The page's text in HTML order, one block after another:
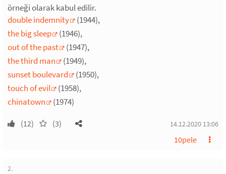
örneği olarak kabul edilir.
double indemnity
(1944),
the big sleep
(1946),
out of the past
(1947),
the third man
(1949),
sunset boulevard
(1950),
touch of evil
(1958),
chinatown
(1974)
(12) (3) 14.12.2020 13:06
10pele
2.